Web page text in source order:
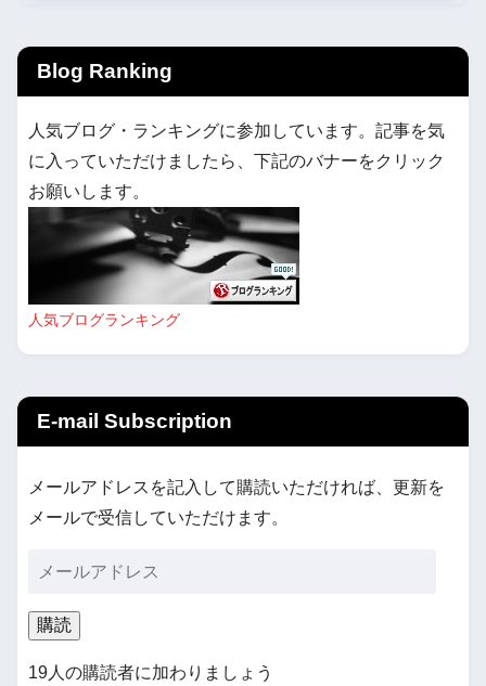
Blog Ranking
人気ブログ・ランキングに参加しています。記事を気
に入っていただけましたら、下記のバナーをクリック
お願いします。
人気ブログランキング
E-mail Subscription
メールアドレスを記入して購読いただければ、更新を
メールで受信していただけます。
購読
19人の購読者に加わりましょう